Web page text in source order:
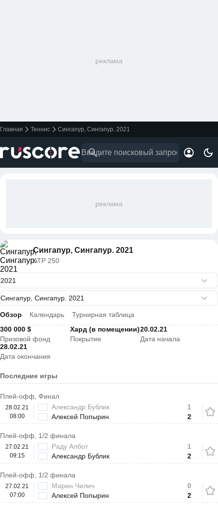
реклама
Главная Теннис Сингапур, Сингапур. 2021
реклама
Сингапур, Сингапур. 2021
ATP 250
Обзор Календарь
Турнирная таблица
300 000 $
Призовой фонд
Хард (в помещении)
Покрытие
20.02.21
Дата начала
28.02.21
Дата окончания
Последние игры
Плей-офф, Финал
28.02.21
08:00
Александр Бублик
Алексей Попырин
1
2
Плей-офф, 1/2 финала
27.02.21
09:15
Раду Албот
Александр Бублик
1
2
Плей-офф, 1/2 финала
27.02.21
07:00
Марин Чилич
Алексей Попырин
0
2